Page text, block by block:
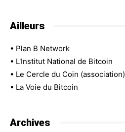
Ailleurs
• Plan B Network
• L'Institut National de Bitcoin
• Le Cercle du Coin (association)
• La Voie du Bitcoin
Archives